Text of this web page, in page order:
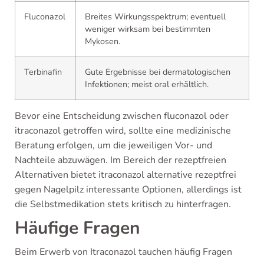
Fluconazol
Breites Wirkungsspektrum; eventuell
weniger wirksam bei bestimmten
Mykosen.
Terbinafin
Gute Ergebnisse bei dermatologischen
Infektionen; meist oral erhältlich.
Bevor eine Entscheidung zwischen fluconazol oder
itraconazol getroffen wird, sollte eine medizinische
Beratung erfolgen, um die jeweiligen Vor- und
Nachteile abzuwägen. Im Bereich der rezeptfreien
Alternativen bietet itraconazol alternative rezeptfrei
gegen Nagelpilz interessante Optionen, allerdings ist
die Selbstmedikation stets kritisch zu hinterfragen.
Häufige Fragen
Beim Erwerb von Itraconazol tauchen häufig Fragen